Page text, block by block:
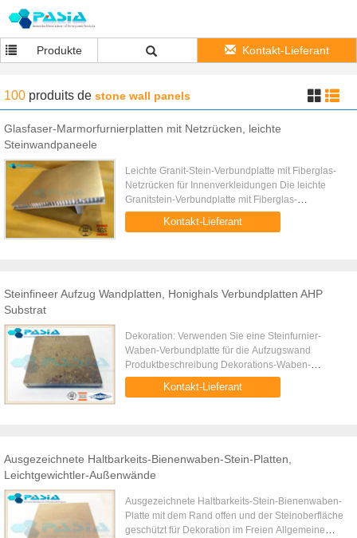
Produkte Kontakt-Lieferant
100 produits de stone wall panels
Glasfaser-Marmorfurnierplatten mit Netzrücken, leichte
Steinwandpaneele
Leichte Granit-Stein-Verbundplatte mit Fiberglas-
Netzrücken für Innenverkleidungen Die leichte
Granitstein-Verbundplatte mit Fiberglas-
Netzrücken für die Innenverkleidung ist ein
Steinfurnier, das mit einem ...
Kontakt-Lieferant
Steinfineer Aufzug Wandplatten, Honighals Verbundplatten AHP
Substrat
Dekoration: Verwenden Sie eine Steinfurnier-
Waben-Verbundplatte für die Aufzugswand
Produktbeschreibung Dekorations-Waben-
Verbundplatte aus Steinfurnier für die
Aufzugswand ist eine spezielle Aluminium...
Kontakt-Lieferant
Ausgezeichnete Haltbarkeits-Bienenwaben-Stein-Platten,
Leichtgewichtler-Außenwände
Ausgezeichnete Haltbarkeits-Stein-Bienenwaben-
Platte mit dem Rand offen und der Steinoberfläche
geschützt für Dekoration im Freien Allgemeine